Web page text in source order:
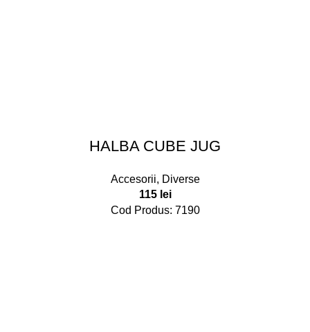
HALBA CUBE JUG
Accesorii, Diverse
115 lei
Cod Produs: 7190